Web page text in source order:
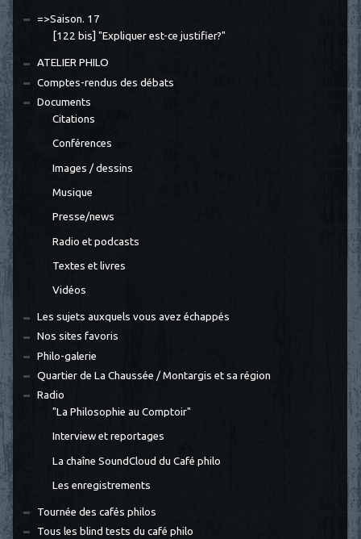
=>Saison. 17
[122 bis] "Expliquer est-ce justifier?"
ATELIER PHILO
Comptes-rendus des débats
Documents
Citations
Conférences
Images / dessins
Musique
Presse/news
Radio et podcasts
Textes et livres
Vidéos
Les sujets auxquels vous avez échappés
Nos sites favoris
Philo-galerie
Quartier de La Chaussée / Montargis et sa région
Radio
"La Philosophie au Comptoir"
Interview et reportages
La chaîne SoundCloud du Café philo
Les enregistrements
Tournée des cafés philos
Tous les blind tests du café philo